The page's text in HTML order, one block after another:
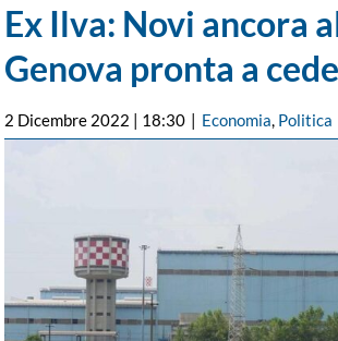
Ex Ilva: Novi ancora
Genova pronta a
2 Dicembre 2022 | 18:30 | Economia, Politica